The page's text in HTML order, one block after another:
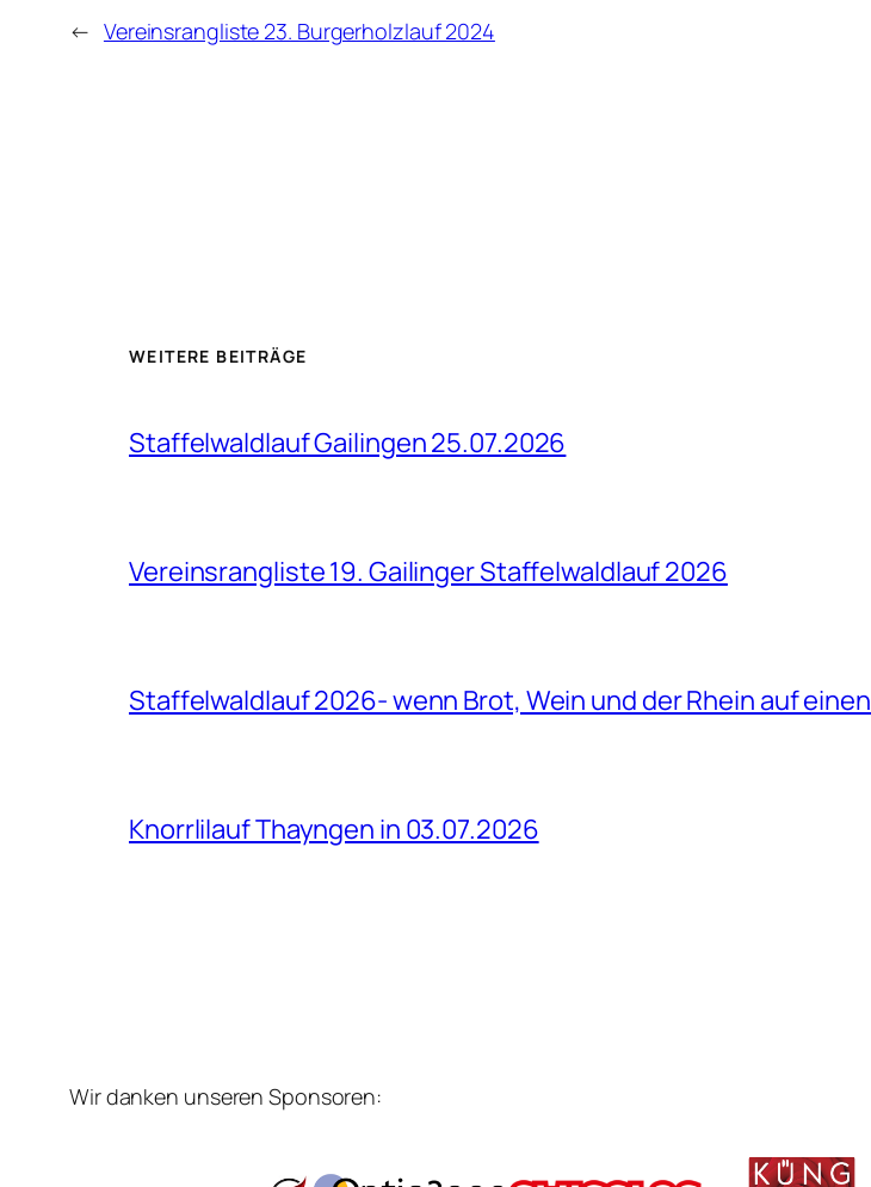
← Vereinsrangliste 23. Burgerholzlauf 2024
WEITERE BEITRÄGE
Staffelwaldlauf Gailingen 25.07.2026
Vereinsrangliste 19. Gailinger Staffelwaldlauf 2026
Staffelwaldlauf 2026- wenn Brot, Wein und der Rhein auf
Knorrlilauf Thayngen in 03.07.2026
Wir danken unseren Sponsoren: